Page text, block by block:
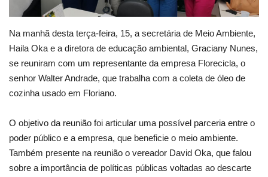
Contato
Na manhã desta terça-feira, 15, a secretária de Meio Ambiente,
Haila Oka e a diretora de educação ambiental, Graciany Nunes,
se reuniram com um representante da empresa Florecicla, o
senhor Walter Andrade, que trabalha com a coleta de óleo de
cozinha usado em Floriano.
O objetivo da reunião foi articular uma possível parceria entre o
poder público e a empresa, que beneficie o meio ambiente.
Também presente na reunião o vereador David Oka, que falou
sobre a importância de políticas públicas voltadas ao descarte